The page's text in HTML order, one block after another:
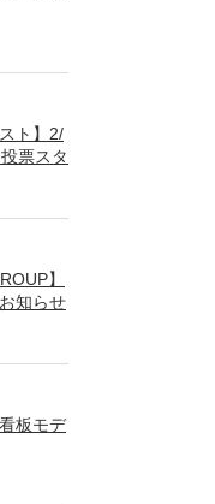
ト】2/
票スタ
】
知らせ
板モデ